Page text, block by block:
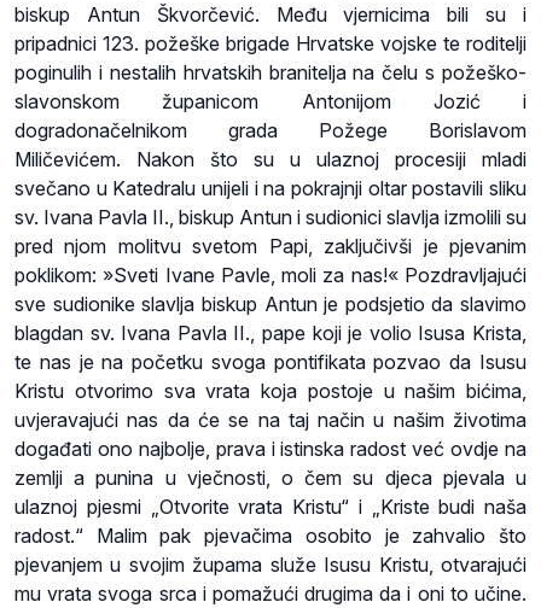
biskup Antun Škvorčević. Među vjernicima bili su i
pripadnici 123. požeške brigade Hrvatske vojske te roditelji
poginulih i nestalih hrvatskih branitelja na čelu s požeško-
slavonskom županicom Antonijom Jozić i
dogradonačelnikom grada Požege Borislavom
Miličevićem. Nakon što su u ulaznoj procesiji mladi
svečano u Katedralu unijeli i na pokrajnji oltar postavili sliku
sv. Ivana Pavla II., biskup Antun i sudionici slavlja izmolili su
pred njom molitvu svetom Papi, zaključivši je pjevanim
poklikom: »Sveti Ivane Pavle, moli za nas!« Pozdravljajući
sve sudionike slavlja biskup Antun je podsjetio da slavimo
blagdan sv. Ivana Pavla II., pape koji je volio Isusa Krista,
te nas je na početku svoga pontifikata pozvao da Isusu
Kristu otvorimo sva vrata koja postoje u našim bićima,
uvjeravajući nas da će se na taj način u našim životima
događati ono najbolje, prava i istinska radost već ovdje na
zemlji a punina u vječnosti, o čem su djeca pjevala u
ulaznoj pjesmi „Otvorite vrata Kristu“ i „Kriste budi naša
radost.“ Malim pak pjevačima osobito je zahvalio što
pjevanjem u svojim župama služe Isusu Kristu, otvarajući
mu vrata svoga srca i pomažući drugima da i oni to učine.